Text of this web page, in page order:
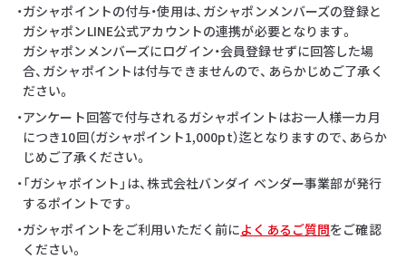
・ガシャポイントの付与・使用は、ガシャポンメンバーズの登録と
ガシャポンLINE公式アカウントの連携が必要となります。
ガシャポンメンバーズにログイン・会員登録せずに回答した場
合、ガシャポイントは付与できませんので、あらかじめご了承く
ださい。
・アンケート回答で付与されるガシャポイントはお一人様一カ月
につき10回（ガシャポイント1,000pt）迄となりますので、あらか
じめご了承ください。
・「ガシャポイント」は、株式会社バンダイ ベンダー事業部が発行
するポイントです。
・ガシャポイントをご利用いただく前によくあるご質問をご確認
ください。